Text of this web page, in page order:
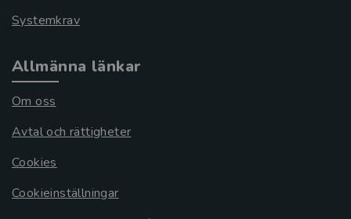
Systemkrav
Allmänna länkar
Om oss
Avtal och rättigheter
Cookies
Cookieinställningar